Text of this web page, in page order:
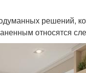
решений,
относятся